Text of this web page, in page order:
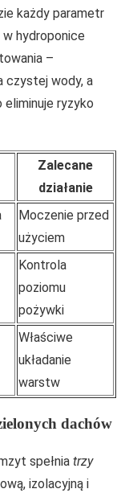
każdy parametr
hydroponice
–
czystej wody, a
ryzyko
Zalecane
działanie
Moczenie przed
użyciem
Kontrola
poziomu
pożywki
Właściwe
układanie
warstw
dachów
spełnia trzy
izolacyjną i